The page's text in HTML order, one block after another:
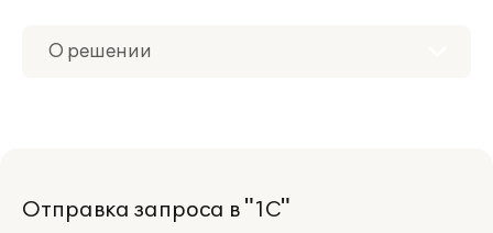
О решении
Материалы
Отправка запроса в "1С"